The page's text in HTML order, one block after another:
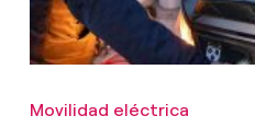
Movilidad eléctrica